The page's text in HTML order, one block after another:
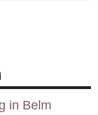
in Belm